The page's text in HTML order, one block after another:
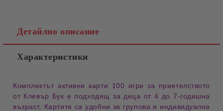
Детайлно описание
Характеристики
Комплектът активни карти 100 игри за приятелството
от Клевър Бук е подходящ за деца от 4 до 7-годишна
възраст. Картите са удобни за групова и индивидуална